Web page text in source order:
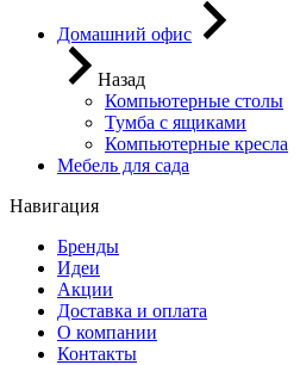
Домашний офис
Назад
Компьютерные столы
Тумба с ящиками
Компьютерные кресла
Мебель для сада
Навигация
Бренды
Идеи
Акции
Доставка и оплата
О компании
Контакты